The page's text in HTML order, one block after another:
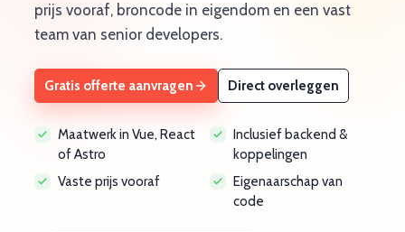
prijs vooraf, broncode in eigendom en een vast
team van senior developers.
Gratis offerte aanvragen Direct overleggen
Maatwerk in Vue, React
of Astro
Inclusief backend &
koppelingen
Vaste prijs vooraf
Eigenaarschap van
code